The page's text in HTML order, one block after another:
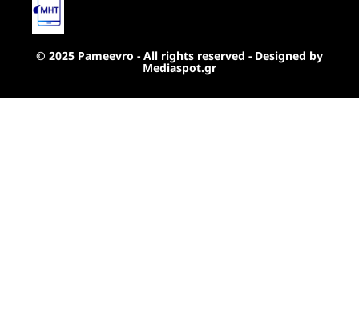
© 2025 Pameevro - All rights reserved - Designed by
Mediaspot.gr